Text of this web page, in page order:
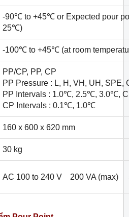
-90℃ to +45℃ or Expected pour
25℃)
-100℃ to +45℃ (at room
PP/CP, PP, CP
PP Pressure : L, H, VH, UH, SPE,
PP Intervals : 1.0℃, 2.5℃, 3.0℃,
CP Intervals : 0.1℃, 1.0℃
160 x 600 x 620 mm
30 kg
AC 100 to 240 V 200 VA (max)